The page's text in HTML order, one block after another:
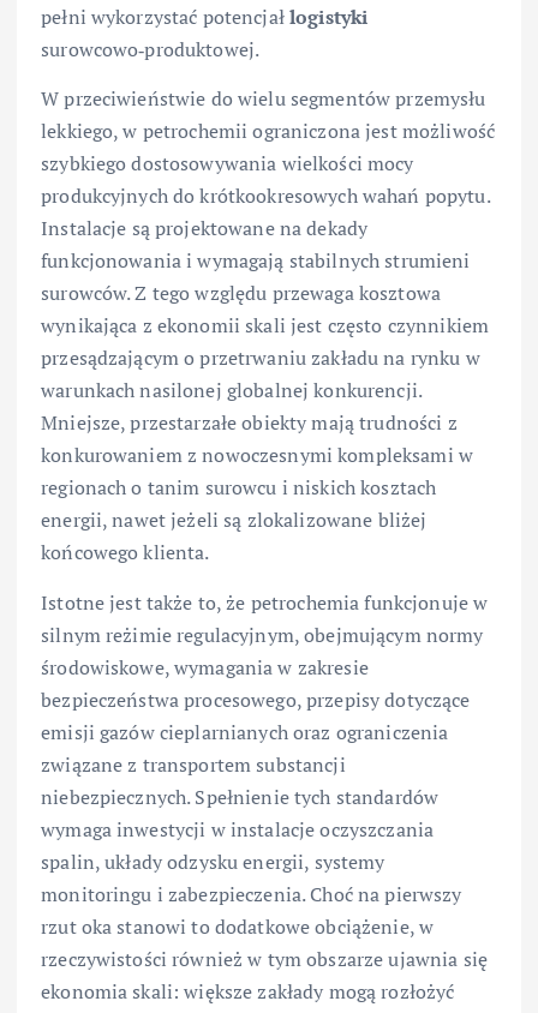
pełni wykorzystać potencjałlogistyki
surowcowo‑produktowej.
W przeciwieństwie do wielu segmentów przemysłu
lekkiego, w petrochemii ograniczona jest możliwość
szybkiego dostosowywania wielkości mocy
produkcyjnych do krótkookresowych wahań popytu.
Instalacje są projektowane na dekady
funkcjonowania i wymagają stabilnych strumieni
surowców. Z tego względu przewaga kosztowa
wynikająca z ekonomii skali jest często czynnikiem
przesądzającym o przetrwaniu zakładu na rynku w
warunkach nasilonej globalnej konkurencji.
Mniejsze, przestarzałe obiekty mają trudności z
konkurowaniem z nowoczesnymi kompleksami w
regionach o tanim surowcu i niskich kosztach
energii, nawet jeżeli są zlokalizowane bliżej
końcowego klienta.
Istotne jest także to, że petrochemia funkcjonuje w
silnym reżimie regulacyjnym, obejmującym normy
środowiskowe, wymagania w zakresie
bezpieczeństwa procesowego, przepisy dotyczące
emisji gazów cieplarnianych oraz ograniczenia
związane z transportem substancji
niebezpiecznych. Spełnienie tych standardów
wymaga inwestycji w instalacje oczyszczania
spalin, układy odzysku energii, systemy
monitoringu i zabezpieczenia. Choć na pierwszy
rzut oka stanowi to dodatkowe obciążenie, w
rzeczywistości również w tym obszarze ujawnia się
ekonomia skali: większe zakłady mogą rozłożyć